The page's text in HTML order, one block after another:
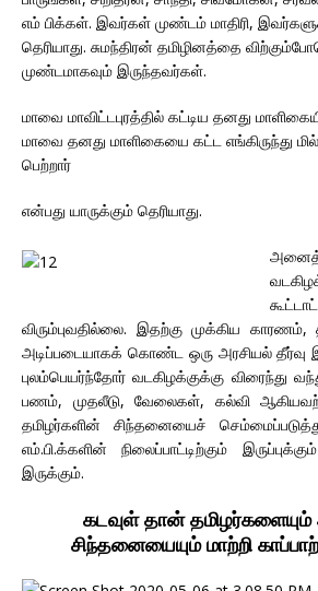
எம் பிக்கள். இவர்கள் முண்டம் மாதிரி,
தெரியாது. சுமந்திரன் தமிழினத்தை
முண்டமாகவும் இருந்தவர்கள்.
மாவை மாவிட்டபுரத்தில் கட்டிய தனது
மாவை தனது மாளிகையை கட்ட எங்கிருந்து
பெற்றார்
என்பது யாருக்கும் தெரியாது.
விரும்புவதில்லை. இதற்கு முக்கிய காரணம்,
அடிப்படையாகக் கொண்ட ஒரு அரசியல் தீர்வு
புலம்பெயர்ந்தோர் வடகிழக்குக்கு விரைந்து
பணம், முதலீடு, வேலைகள், கல்வி
தமிழர்களின் சிந்தனையைச்
எம்.பி.க்களின் நிலைப்பாட்டிற்கும்
இருக்கும்.
கடவுள் தான்
சிந்தனையையும் மாற்றி